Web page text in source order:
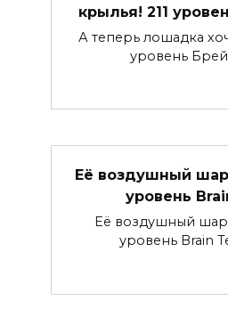
крылья! 211
А теперь лошадка
уровень
Её воздушный шар
уровень
Её воздушный шар
уровень Brain